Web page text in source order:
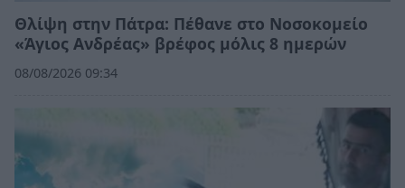
Θλίψη στην Πάτρα: Πέθανε στο Νοσοκομείο
«Άγιος Ανδρέας» βρέφος μόλις 8 ημερών
08/08/2026 09:34